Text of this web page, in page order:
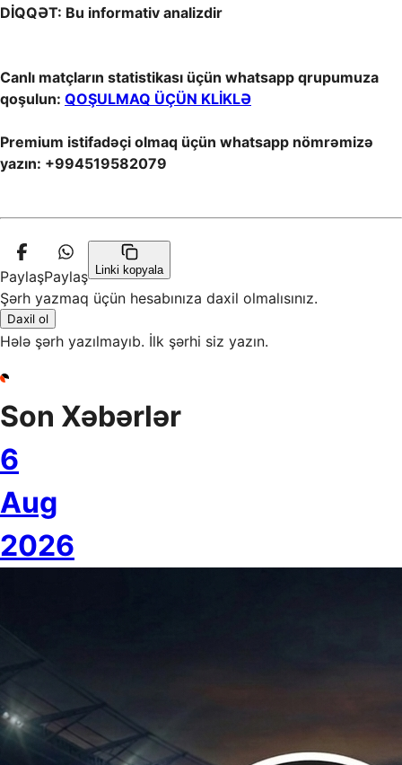
DİQQƏT: Bu informativ analizdir
Canlı matçların statistikası üçün whatsapp qrupumuza
qoşulun: QOŞULMAQ ÜÇÜN KLİKLƏ
Premium istifadəçi olmaq üçün whatsapp nömrəmizə
yazın: +994519582079
PaylaşPaylaş Linki kopyala
Şərh yazmaq üçün hesabınıza daxil olmalısınız.
Daxil ol
Hələ şərh yazılmayıb. İlk şərhi siz yazın.
Son Xəbərlər
6
Aug
2026